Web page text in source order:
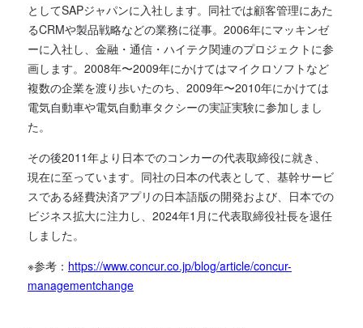
としてSAPジャパンに入社します。同社では顧客管理にあた
るCRMや製品戦略などの業務に従事。2006年にマッキンゼ
ーに入社し、金融・通信・ハイテク関連のプロジェクトに参
画します。2008年〜2009年にかけてはマイクロソフトなど
複数の企業を渡り歩いたのち、2009年〜2010年にかけては
電気自動車や電気自動車タクシーの実証実験に参加しまし
た。
その後2011年より日本でのコンカーの代表取締役に就き、
現在に至っています。同社の日本の代表として、基幹サービ
スである経費決済アプリの日本語版の開発および、日本での
ビジネス拡大に注力し、2024年1月に代表取締役社長を退任
しました。
※参考： https://www.concur.co.jp/blog/article/concur-
managementchange